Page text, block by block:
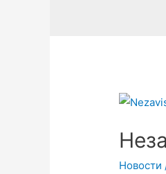
Новости